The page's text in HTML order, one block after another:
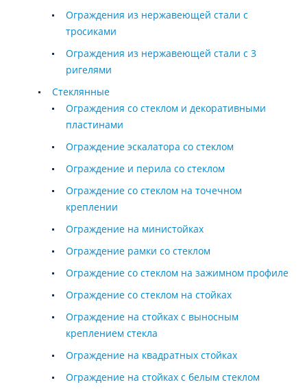
Ограждения из нержавеющей стали с
тросиками
Ограждения из нержавеющей стали с 3
ригелями
Стеклянные
Ограждения со стеклом и декоративными
пластинами
Ограждение эскалатора со стеклом
Ограждение и перила со стеклом
Ограждение со стеклом на точечном
креплении
Ограждение на министойках
Ограждение рамки со стеклом
Ограждение со стеклом на зажимном профиле
Ограждение со стеклом на стойках
Ограждение на стойках с выносным
креплением стекла
Ограждение на квадратных стойках
Ограждение на стойках с белым стеклом